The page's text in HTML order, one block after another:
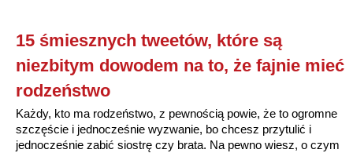
15 śmiesznych tweetów, które są
niezbitym dowodem na to, że fajnie mieć
rodzeństwo
Każdy, kto ma rodzeństwo, z pewnością powie, że to ogromne
szczęście i jednocześnie wyzwanie, bo chcesz przytulić i
jednocześnie zabić siostrę czy brata. Na pewno wiesz, o czym